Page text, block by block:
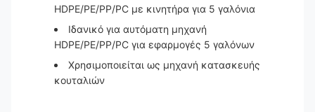
HDPE/PE/PP/PC με κινητήρα για 5 γαλόνια
Ιδανικό για αυτόματη μηχανή
HDPE/PE/PP/PC για εφαρμογές 5 γαλόνων
Χρησιμοποιείται ως μηχανή κατασκευής
κουταλιών